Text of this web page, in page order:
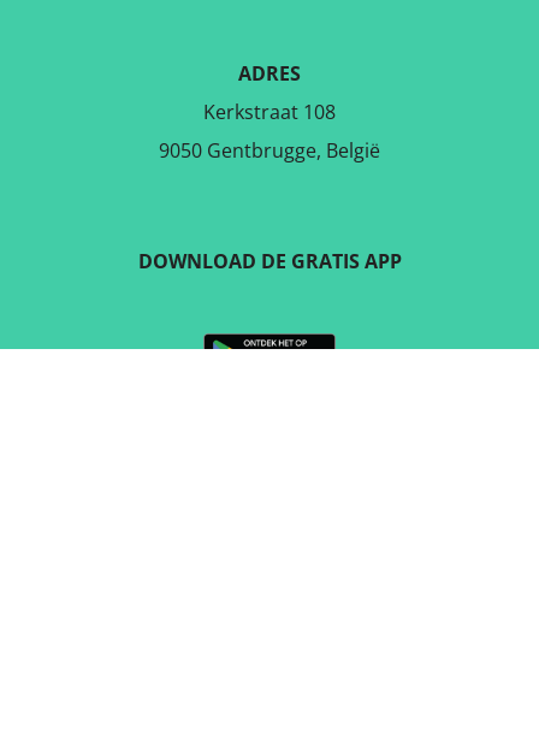
ADRES
Kerkstraat 108
9050 Gentbrugge, België
DOWNLOAD DE GRATIS APP